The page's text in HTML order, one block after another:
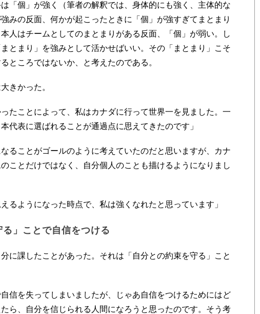
「個」が強く（筆者の解釈では、身体的にも強く、主体的な
みの反面、何かが起こったときに「個」が強すぎてまとまり
人はチームとしてのまとまりがある反面、「個」が弱い。し
とまり」を強みとして活かせばいい。その「まとまり」こそ
ところではないか、と考えたのである。
きかった。
たことによって、私はカナダに行って世界一を見ました。一
代表に選ばれることが通過点に思えてきたのです」
ることがゴールのように考えていたのだと思いますが、カナ
ことだけではなく、自分個人のことも描けるようになりまし
るようになった時点で、私は強くなれたと思っています」
る」ことで自信をつける
に課したことがあった。それは「自分との約束を守る」こと
信を失ってしまいましたが、じゃあ自信をつけるためにはど
ら、自分を信じられる人間になろうと思ったのです。そう考